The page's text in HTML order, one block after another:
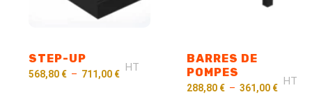
STEP-UP
568,80 € – 711,00 €
HT
BARRES DE
POMPES
288,80 € – 361,00 €
HT